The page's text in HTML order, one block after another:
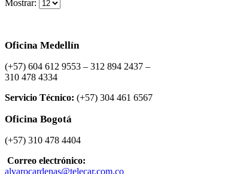
Mostrar:
Oficina Medellín
(+57) 604 612 9553 – 312 894 2437 –
310 478 4334
Servicio Técnico: (+57) 304 461 6567
Oficina Bogotá
(+57) 310 478 4404
Correo electrónico:
alvarocardenas@telecar.com.co